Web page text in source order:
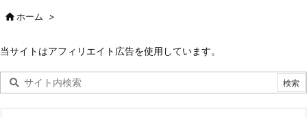
ホーム >
当サイトはアフィリエイト広告を使用しています。